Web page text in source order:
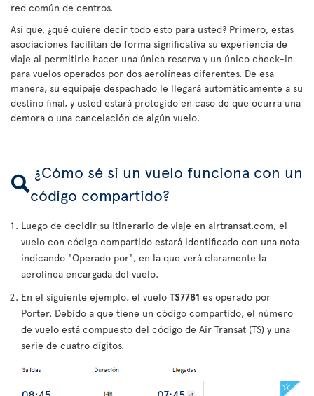
red común de centros.
Así que, ¿qué quiere decir todo esto para usted? Primero, estas
asociaciones facilitan de forma significativa su experiencia de
viaje al permitirle hacer una única reserva y un único check-in
para vuelos operados por dos aerolíneas diferentes. De esa
manera, su equipaje despachado le llegará automáticamente a su
destino final, y usted estará protegido en caso de que ocurra una
demora o una cancelación de algún vuelo.
¿Cómo sé si un vuelo funciona con un
código compartido?
Luego de decidir su itinerario de viaje en airtransat.com, el
vuelo con código compartido estará identificado con una nota
indicando "Operado por", en la que verá claramente la
aerolínea encargada del vuelo.
En el siguiente ejemplo, el vuelo TS7781 es operado por
Porter. Debido a que tiene un código compartido, el número
de vuelo está compuesto del código de Air Transat (TS) y una
serie de cuatro dígitos.